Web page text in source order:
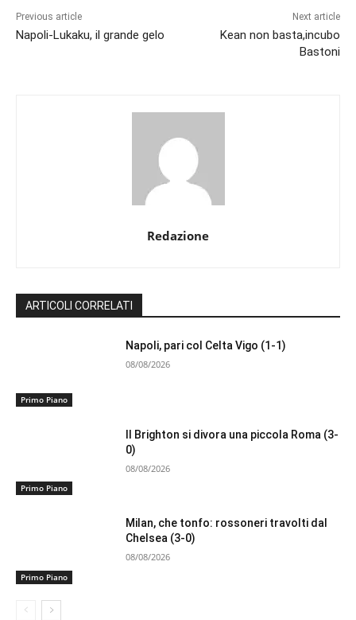
Previous article
Napoli-Lukaku, il grande gelo
Next article
Kean non basta,incubo
Bastoni
Redazione
ARTICOLI CORRELATI
Primo Piano
Napoli, pari col Celta Vigo (1-1)
08/08/2026
Primo Piano
Il Brighton si divora una piccola Roma (3-
0)
08/08/2026
Primo Piano
Milan, che tonfo: rossoneri travolti dal
Chelsea (3-0)
08/08/2026